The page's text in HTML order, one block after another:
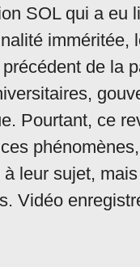
SOL qui a eu
imméritée,
de la
Pourtant, ce
leur sujet,
Vidéo